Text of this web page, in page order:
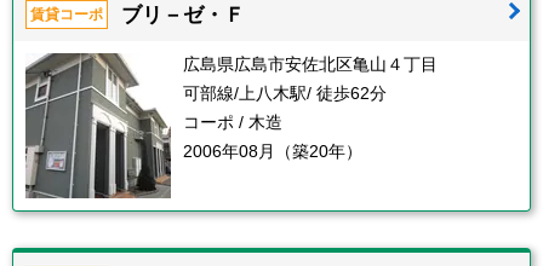
賃貸コーポ ブリ－ゼ・Ｆ
広島県広島市安佐北区亀山４丁目
可部線/上八木駅/ 徒歩62分
コーポ / 木造
2006年08月（築20年）